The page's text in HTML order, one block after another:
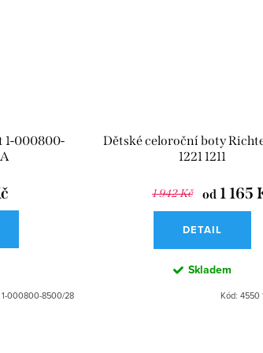
1-000800-
1-000800-8500/28
Dětské celoroční boty
1221 1211
1 942 Kč od 1 165
DETAIL
Skladem
Kód: 4550